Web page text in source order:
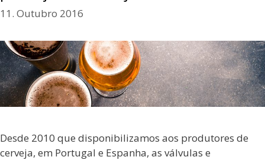
11. Outubro 2016
Desde 2010 que disponibilizamos aos produtores de
cerveja, em Portugal e Espanha, as válvulas e